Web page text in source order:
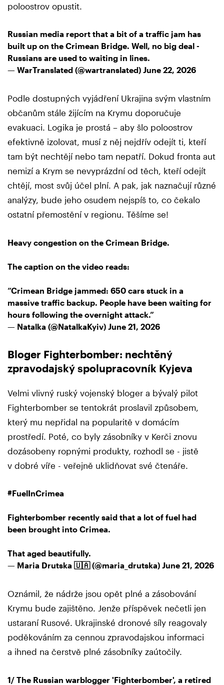
poloostrov opustit.
Russian media report that a bit of a traffic jam has
built up on the Crimean Bridge. Well, no big deal -
Russians are used to waiting in lines.
— WarTranslated (@wartranslated) June 22, 2026
Podle dostupných vyjádření Ukrajina svým vlastním
občanům stále žijícím na Krymu doporučuje
evakuaci. Logika je prostá – aby šlo poloostrov
efektivně izolovat, musí z něj nejdřív odejít ti, kteří
tam být nechtějí nebo tam nepatří. Dokud fronta aut
nemizí a Krym se nevyprázdní od těch, kteří odejít
chtějí, most svůj účel plní. A pak, jak naznačují různé
analýzy, bude jeho osudem nejspíš to, co čekalo
ostatní přemostění v regionu. Těšíme se!
Heavy congestion on the Crimean Bridge.
The caption on the video reads:
“Crimean Bridge jammed: 650 cars stuck in a
massive traffic backup. People have been waiting for
hours following the overnight attack.”
— Natalka (@NatalkaKyiv) June 21, 2026
Bloger Fighterbomber: nechtěný
zpravodajský spolupracovník Kyjeva
Velmi vlivný ruský vojenský bloger a bývalý pilot
Fighterbomber se tentokrát proslavil způsobem,
který mu nepřidal na popularitě v domácím
prostředí. Poté, co byly zásobníky v Kerči znovu
dozásobeny ropnými produkty, rozhodl se - jistě
v dobré víře - veřejně uklidňovat své čtenáře.
#FuelInCrimea
Fighterbomber recently said that a lot of fuel had
been brought into Crimea.
That aged beautifully.
— Maria Drutska 🇺🇦 (@maria_drutska) June 21, 2026
Oznámil, že nádrže jsou opět plné a zásobování
Krymu bude zajištěno. Jenže příspěvek nečetli jen
ustaraní Rusové. Ukrajinské dronové síly reagovaly
poděkováním za cennou zpravodajskou informaci
a ihned na čerstvě plné zásobníky zaútočily.
1/ The Russian warblogger 'Fighterbomber', a retired